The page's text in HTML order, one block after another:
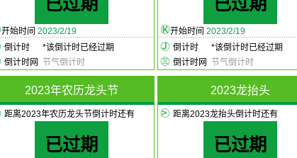
开始时间 2023/2/19
倒计时
*该倒计时已经过期
倒计时网
节气倒计时
开始时间 2023/2/19
倒计时
*该倒计时已经过期
倒计时网
节气倒计时
2023年农历龙头节
距离2023年农历龙头节倒计时还有
已过期
2023龙抬头
距离2023龙抬头倒计时还有
已过期